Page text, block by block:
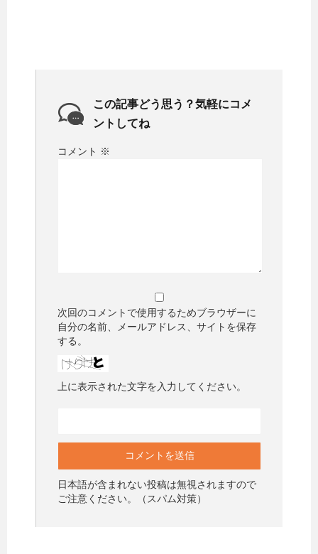
この記事どう思う？気軽にコメ
ントしてね
コメント ※
次回のコメントで使用するためブラウザーに
自分の名前、メールアドレス、サイトを保存
する。
上に表示された文字を入力してください。
日本語が含まれない投稿は無視されますので
ご注意ください。（スパム対策）